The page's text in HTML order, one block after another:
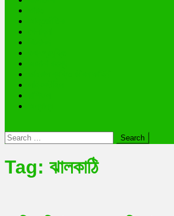
Search
for:
Tag: ঝালকাঠি